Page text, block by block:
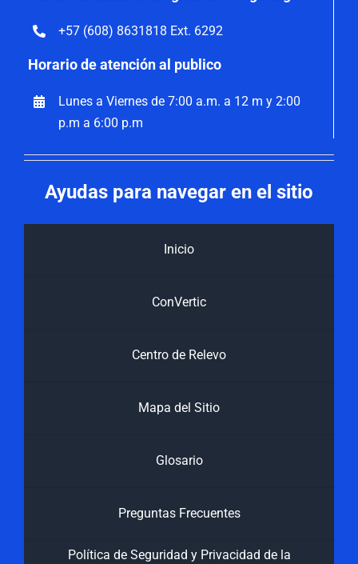
+57 (608) 8631818 Ext. 6292
Horario de atención al publico
Lunes a Viernes de 7:00 a.m. a 12 m y 2:00
p.m a 6:00 p.m
Ayudas para navegar en el sitio
Inicio
ConVertic
Centro de Relevo
Mapa del Sitio
Glosario
Preguntas Frecuentes
Política de Seguridad y Privacidad de la